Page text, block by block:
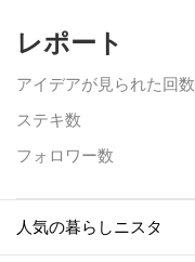
レポート
アイデアが見られた回数
ステキ数
フォロワー数
人気の暮らしニスタ